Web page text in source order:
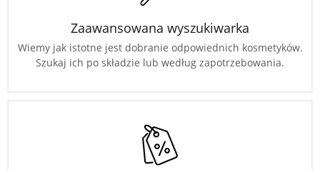
Zaawansowana wyszukiwarka
Wiemy jak istotne jest dobranie odpowiednich kosmetyków.
Szukaj ich po składzie lub według zapotrzebowania.